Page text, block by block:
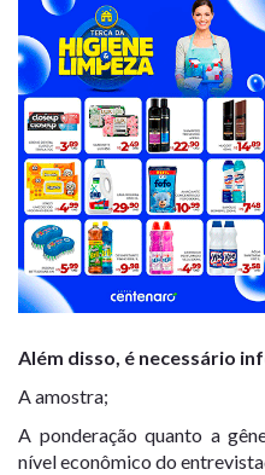
Além disso, é necessário
A amostra;
A ponderação quanto a
nível econômico do